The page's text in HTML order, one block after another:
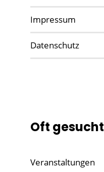
Impressum
Datenschutz
Oft gesucht
Veranstaltungen